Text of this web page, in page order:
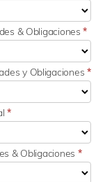
& Obligaciones*
y Obligaciones *
*
& Obligaciones *